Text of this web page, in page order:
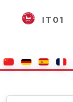
IT01